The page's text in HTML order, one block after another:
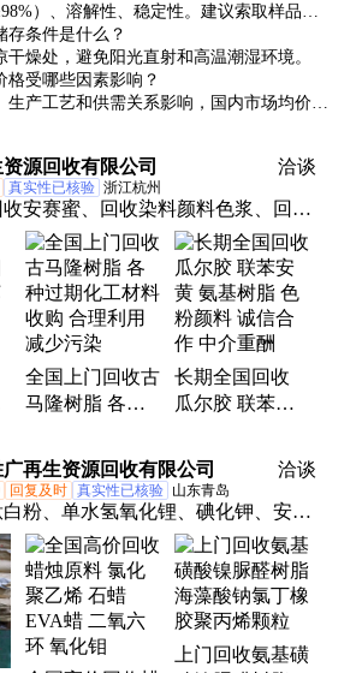
）、溶解性、稳定性。建议索取样品小
测报告。
存条件是什么？
干燥处，避免阳光直射和高温潮湿环境。
格受哪些因素影响？
生产工艺和供需关系影响，国内市场均价约
源回收有限公司 洽谈
真实性已核验 浙江杭州
安赛蜜、回收染料颜料色浆、回收
回收日化原料
全国上门回收古
马隆树脂 各种
购 合理利用 减
少污染
长期全国回收
瓜尔胶 联苯安
粉颜料 诚信合
作 中介重酬
再生资源回收有限公司 洽谈
回复及时 真实性已核验 山东青岛
粉、单水氢氧化锂、碘化钾、安赛
碘、薄荷脑、氯化亚锡
上门回收氨基磺